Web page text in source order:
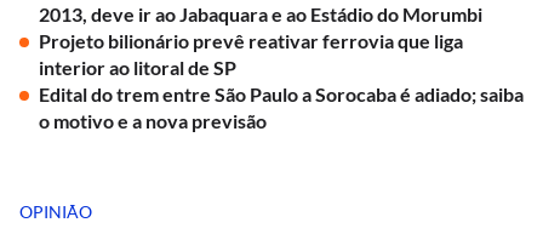
2013, deve ir ao Jabaquara e ao Estádio do Morumbi
Projeto bilionário prevê reativar ferrovia que liga
interior ao litoral de SP
Edital do trem entre São Paulo a Sorocaba é adiado; saiba
o motivo e a nova previsão
OPINIÃO